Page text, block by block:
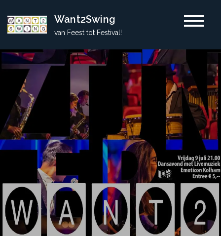
content
Want2Swing
van Feest tot Festival!